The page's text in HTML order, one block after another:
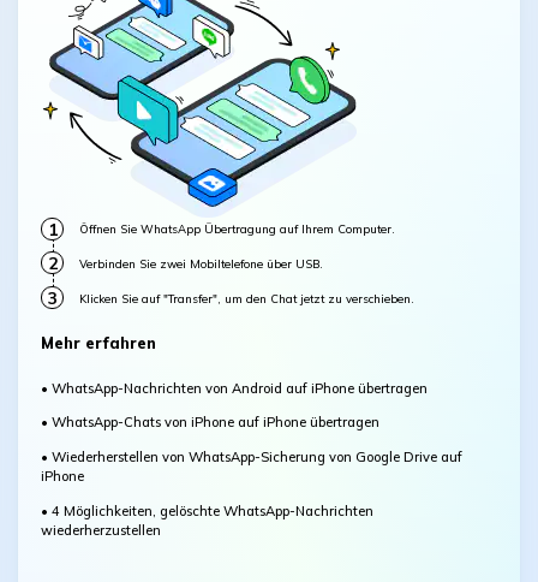
1 Öffnen Sie WhatsApp Übertragung auf Ihrem Computer.
2 Verbinden Sie zwei Mobiltelefone über USB.
3 Klicken Sie auf "Transfer", um den Chat jetzt zu verschieben.
Mehr erfahren
• WhatsApp-Nachrichten von Android auf iPhone übertragen
• WhatsApp-Chats von iPhone auf iPhone übertragen
• Wiederherstellen von WhatsApp-Sicherung von Google Drive auf
iPhone
• 4 Möglichkeiten, gelöschte WhatsApp-Nachrichten
wiederherzustellen